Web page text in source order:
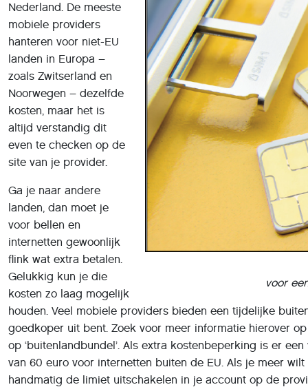
voor
Nederland. De meeste
mobiele providers
hanteren voor niet-EU
landen in Europa –
zoals Zwitserland en
Noorwegen – dezelfde
kosten, maar het is
altijd verstandig dit
even te checken op de
site van je provider.
Ga je naar andere
landen, dan moet je
voor bellen en
internetten gewoonlijk
flink wat extra betalen.
Gelukkig kun je die
kosten zo laag mogelijk
houden. Veel mobiele providers bieden een tijdelijke
goedkoper uit bent. Zoek voor meer informatie hierover
op ‘buitenlandbundel’. Als extra kostenbeperking is er
van 60 euro voor internetten buiten de EU. Als je meer
handmatig de limiet uitschakelen in je account op de